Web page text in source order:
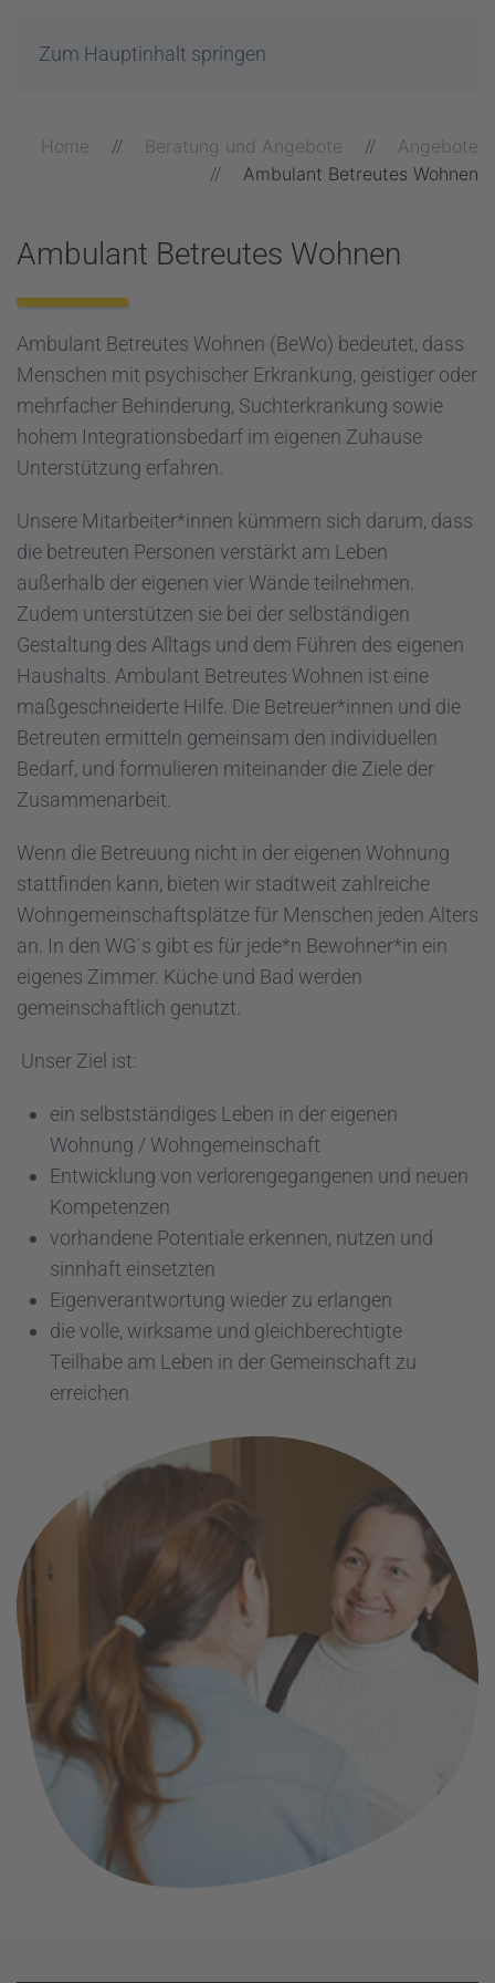
Zum Hauptinhalt springen
Home Beratung und Angebote
Angebote
Ambulant Betreutes Wohnen
Ambulant Betreutes Wohnen
Ambulant Betreutes Wohnen (BeWo) bedeutet, dass
Menschen mit psychischer Erkrankung, geistiger oder
mehrfacher Behinderung, Suchterkrankung sowie
hohem Integrationsbedarf im eigenen Zuhause
Unterstützung erfahren.
Unsere Mitarbeiter*innen kümmern sich darum, dass
die betreuten Personen verstärkt am Leben
außerhalb der eigenen vier Wände teilnehmen.
Zudem unterstützen sie bei der selbständigen
Gestaltung des Alltags und dem Führen des eigenen
Haushalts. Ambulant Betreutes Wohnen ist eine
maßgeschneiderte Hilfe. Die Betreuer*innen und die
Betreuten ermitteln gemeinsam den individuellen
Bedarf, und formulieren miteinander die Ziele der
Zusammenarbeit.
Wenn die Betreuung nicht in der eigenen Wohnung
stattfinden kann, bieten wir stadtweit zahlreiche
Wohngemeinschaftsplätze für Menschen jeden Alters
an. In den WG´s gibt es für jede*n Bewohner*in ein
eigenes Zimmer. Küche und Bad werden
gemeinschaftlich genutzt.
Unser Ziel ist:
ein selbstständiges Leben in der eigenen
Wohnung / Wohngemeinschaft
Entwicklung von verlorengegangenen und neuen
Kompetenzen
vorhandene Potentiale erkennen, nutzen und
sinnhaft einsetzten
Eigenverantwortung wieder zu erlangen
die volle, wirksame und gleichberechtigte
Teilhabe am Leben in der Gemeinschaft zu
erreichen